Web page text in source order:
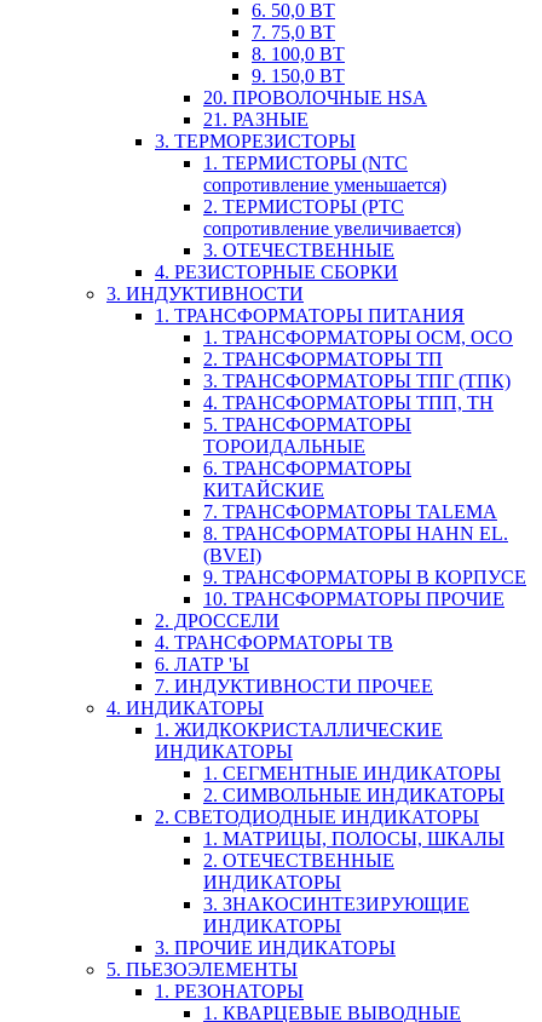
6. 50,0 ВТ
7. 75,0 ВТ
8. 100,0 ВТ
9. 150,0 ВТ
20. ПРОВОЛОЧНЫЕ HSA
21. РАЗНЫЕ
3. ТЕРМОРЕЗИСТОРЫ
1. ТЕРМИСТОРЫ (NTC
сопротивление уменьшается)
2. ТЕРМИСТОРЫ (PTC
сопротивление увеличивается)
3. ОТЕЧЕСТВЕННЫЕ
4. РЕЗИСТОРНЫЕ СБОРКИ
3. ИНДУКТИВНОСТИ
1. ТРАНСФОРМАТОРЫ ПИТАНИЯ
1. ТРАНСФОРМАТОРЫ ОСМ, ОСО
2. ТРАНСФОРМАТОРЫ ТП
3. ТРАНСФОРМАТОРЫ ТПГ (ТПК)
4. ТРАНСФОРМАТОРЫ ТПП, ТН
5. ТРАНСФОРМАТОРЫ
ТОРОИДАЛЬНЫЕ
6. ТРАНСФОРМАТОРЫ
КИТАЙСКИЕ
7. ТРАНСФОРМАТОРЫ TALEMA
8. ТРАНСФОРМАТОРЫ HAHN EL.
(BVEI)
9. ТРАНСФОРМАТОРЫ В КОРПУСЕ
10. ТРАНСФОРМАТОРЫ ПРОЧИЕ
2. ДРОССЕЛИ
4. ТРАНСФОРМАТОРЫ ТВ
6. ЛАТР 'Ы
7. ИНДУКТИВНОСТИ ПРОЧЕЕ
4. ИНДИКАТОРЫ
1. ЖИДКОКРИСТАЛЛИЧЕСКИЕ
ИНДИКАТОРЫ
1. СЕГМЕНТНЫЕ ИНДИКАТОРЫ
2. СИМВОЛЬНЫЕ ИНДИКАТОРЫ
2. СВЕТОДИОДНЫЕ ИНДИКАТОРЫ
1. МАТРИЦЫ, ПОЛОСЫ, ШКАЛЫ
2. ОТЕЧЕСТВЕННЫЕ
ИНДИКАТОРЫ
3. ЗНАКОСИНТЕЗИРУЮЩИЕ
ИНДИКАТОРЫ
3. ПРОЧИЕ ИНДИКАТОРЫ
5. ПЬЕЗОЭЛЕМЕНТЫ
1. РЕЗОНАТОРЫ
1. КВАРЦЕВЫЕ ВЫВОДНЫЕ